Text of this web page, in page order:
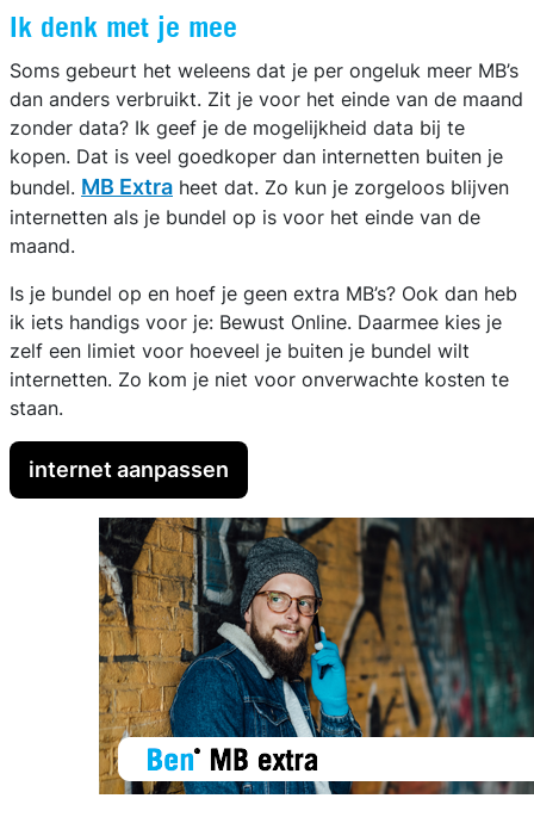
Ik denk met je mee
Soms gebeurt het weleens dat je per ongeluk meer MB’s
dan anders verbruikt. Zit je voor het einde van de maand
zonder data? Ik geef je de mogelijkheid data bij te
kopen. Dat is veel goedkoper dan internetten buiten je
bundel. MB Extra heet dat. Zo kun je zorgeloos blijven
internetten als je bundel op is voor het einde van de
maand.
Is je bundel op en hoef je geen extra MB’s? Ook dan heb
ik iets handigs voor je: Bewust Online. Daarmee kies je
zelf een limiet voor hoeveel je buiten je bundel wilt
internetten. Zo kom je niet voor onverwachte kosten te
staan.
internet aanpassen